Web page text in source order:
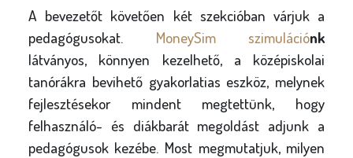
A bevezetőt követően két szekcióban várjuk a
pedagógusokat. MoneySim szimulációnk
látványos, könnyen kezelhető, a középiskolai
tanórákra bevihető gyakorlatias eszköz, melynek
fejlesztésekor mindent megtettünk, hogy
felhasználó- és diákbarát megoldást adjunk a
pedagógusok kezébe. Most megmutatjuk, milyen